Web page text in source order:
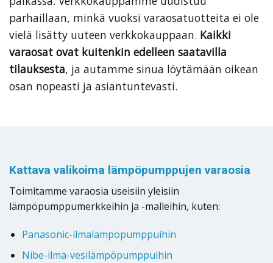
parhaillaan, minkä vuoksi varaosatuotteita ei ole
vielä lisätty uuteen verkkokauppaan. Kaikki
varaosat ovat kuitenkin edelleen saatavilla
tilauksesta, ja autamme sinua löytämään oikean
osan nopeasti ja asiantuntevasti.
Kattava valikoima lämpöpumppujen varaosia
Toimitamme varaosia useisiin yleisiin
lämpöpumppumerkkeihin ja -malleihin, kuten:
Panasonic-ilmalämpöpumppuihin
Nibe-ilma-vesilämpöpumppuihin